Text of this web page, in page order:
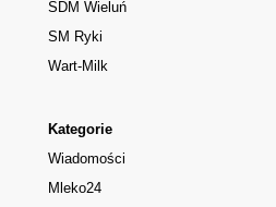
Kategorie
Wiadomości
Mleko24
SDM Wieluń
SM Ryki
Wart-Milk